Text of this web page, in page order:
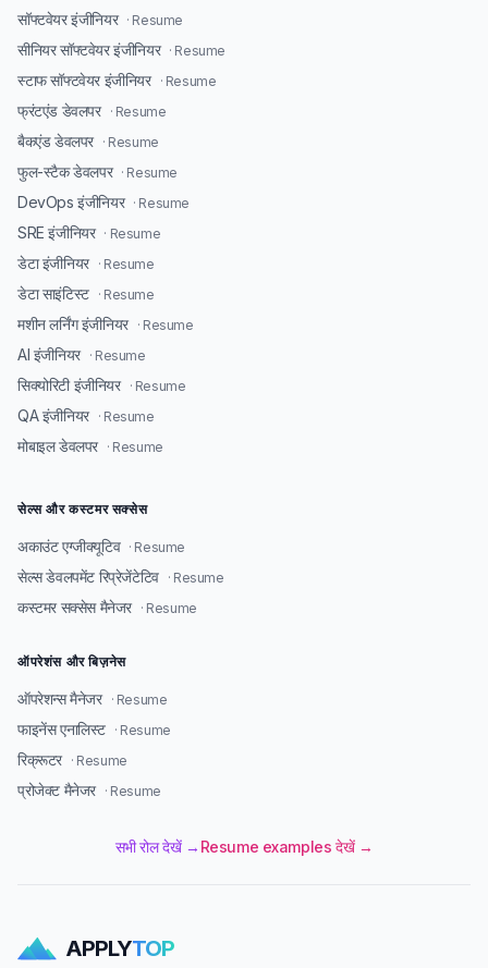
सॉफ्टवेयर इंजीनियर · Resume
सीनियर सॉफ्टवेयर इंजीनियर · Resume
स्टाफ सॉफ्टवेयर इंजीनियर · Resume
फ्रंटएंड डेवलपर · Resume
बैकएंड डेवलपर · Resume
फुल-स्टैक डेवलपर · Resume
DevOps इंजीनियर · Resume
SRE इंजीनियर · Resume
डेटा इंजीनियर · Resume
डेटा साइंटिस्ट · Resume
मशीन लर्निंग इंजीनियर · Resume
AI इंजीनियर · Resume
सिक्योरिटी इंजीनियर · Resume
QA इंजीनियर · Resume
मोबाइल डेवलपर · Resume
सेल्स और कस्टमर सक्सेस
अकाउंट एग्जीक्यूटिव · Resume
सेल्स डेवलपमेंट रिप्रेजेंटेटिव · Resume
कस्टमर सक्सेस मैनेजर · Resume
ऑपरेशंस और बिज़नेस
ऑपरेशन्स मैनेजर · Resume
फाइनेंस एनालिस्ट · Resume
रिक्रूटर · Resume
प्रोजेक्ट मैनेजर · Resume
सभी रोल देखें → Resume examples देखें →
APPLYTOP